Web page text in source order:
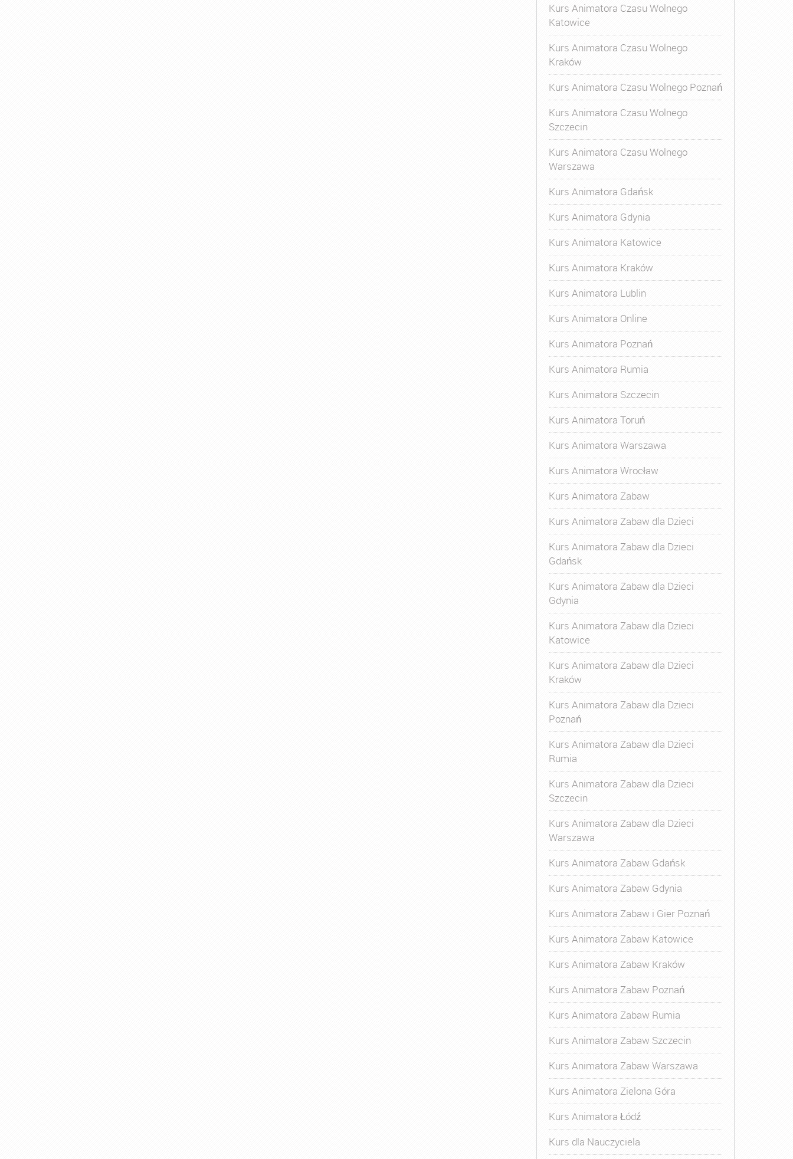
Kurs Animatora Czasu Wolnego
Katowice
Kurs Animatora Czasu Wolnego
Kraków
Kurs Animatora Czasu Wolnego Poznań
Kurs Animatora Czasu Wolnego
Szczecin
Kurs Animatora Czasu Wolnego
Warszawa
Kurs Animatora Gdańsk
Kurs Animatora Gdynia
Kurs Animatora Katowice
Kurs Animatora Kraków
Kurs Animatora Lublin
Kurs Animatora Online
Kurs Animatora Poznań
Kurs Animatora Rumia
Kurs Animatora Szczecin
Kurs Animatora Toruń
Kurs Animatora Warszawa
Kurs Animatora Wrocław
Kurs Animatora Zabaw
Kurs Animatora Zabaw dla Dzieci
Kurs Animatora Zabaw dla Dzieci
Gdańsk
Kurs Animatora Zabaw dla Dzieci
Gdynia
Kurs Animatora Zabaw dla Dzieci
Katowice
Kurs Animatora Zabaw dla Dzieci
Kraków
Kurs Animatora Zabaw dla Dzieci
Poznań
Kurs Animatora Zabaw dla Dzieci
Rumia
Kurs Animatora Zabaw dla Dzieci
Szczecin
Kurs Animatora Zabaw dla Dzieci
Warszawa
Kurs Animatora Zabaw Gdańsk
Kurs Animatora Zabaw Gdynia
Kurs Animatora Zabaw i Gier Poznań
Kurs Animatora Zabaw Katowice
Kurs Animatora Zabaw Kraków
Kurs Animatora Zabaw Poznań
Kurs Animatora Zabaw Rumia
Kurs Animatora Zabaw Szczecin
Kurs Animatora Zabaw Warszawa
Kurs Animatora Zielona Góra
Kurs Animatora Łódź
Kurs dla Nauczyciela